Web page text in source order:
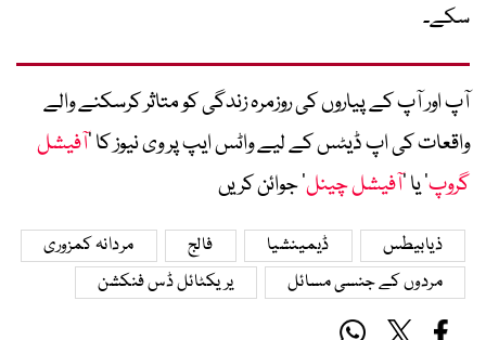
سکے۔
آپ اور آپ کے پیاروں کی روزمرہ زندگی کو متاثر کرسکنے والے
واقعات کی اپ ڈیٹس کے لیے واٹس ایپ پر وی نیوز کا ’آفیشل
گروپ‘ یا ’آفیشل چینل‘ جوائن کریں
ذیابیطس ڈیمینشیا فالج
مردانہ کمزوری
مردوں کے جنسی مسائل
یریکٹائل ڈس فنکشن